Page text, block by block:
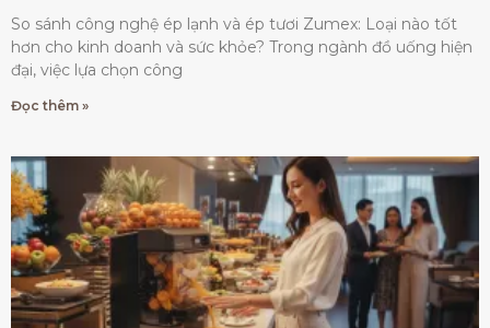
So sánh công nghệ ép lạnh và ép tươi Zumex: Loại nào tốt
hơn cho kinh doanh và sức khỏe? Trong ngành đồ uống hiện
đại, việc lựa chọn công
Đọc thêm »